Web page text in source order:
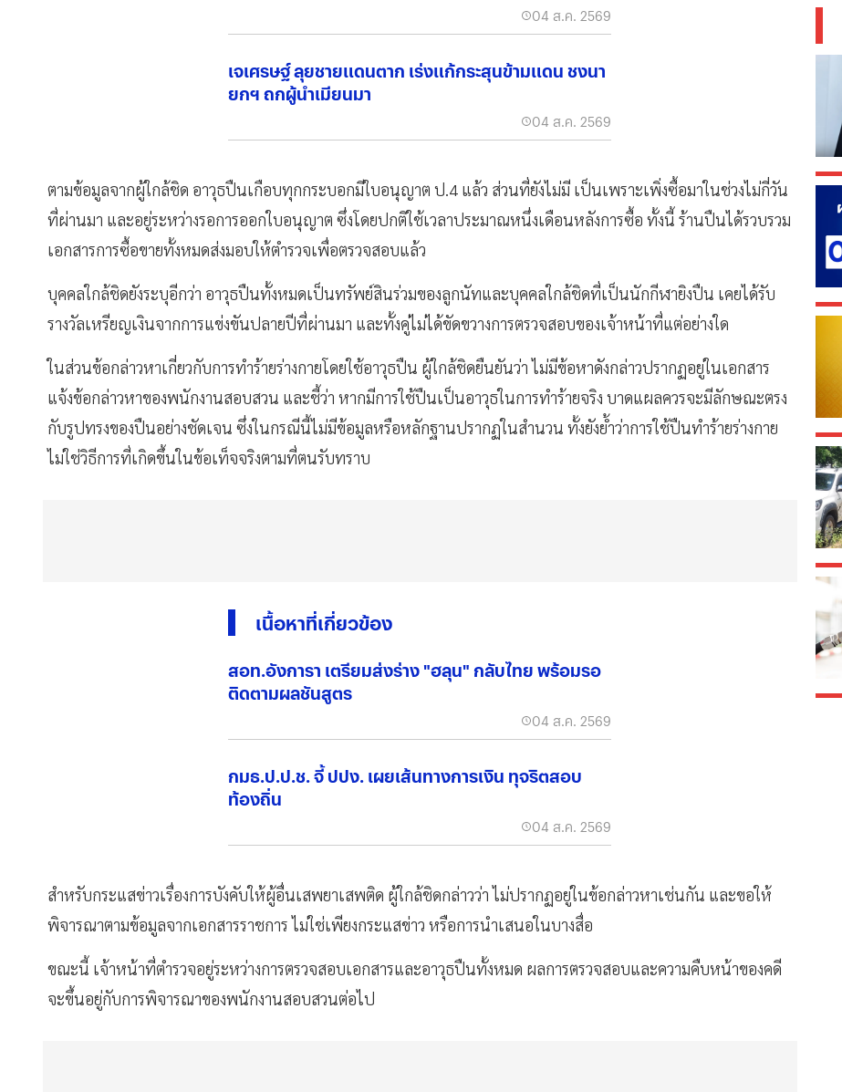
04 ส.ค. 2569
เจเศรษฐ์ ลุยชายแดนตาก เร่งแก้กระสุนข้ามแดน ชงนา
ยกฯ ถกผู้นำเมียนมา
04 ส.ค. 2569
ตามข้อมูลจากผู้ใกล้ชิด อาวุธปืนเกือบทุกกระบอกมีใบอนุญาต ป.4 แล้ว ส่วนที่ยังไม่มี เป็นเพราะเพิ่งซื้อมาในช่วงไม่กี่วัน
ที่ผ่านมา และอยู่ระหว่างรอการออกใบอนุญาต ซึ่งโดยปกติใช้เวลาประมาณหนึ่งเดือนหลังการซื้อ ทั้งนี้ ร้านปืนได้รวบรวม
เอกสารการซื้อขายทั้งหมดส่งมอบให้ตำรวจเพื่อตรวจสอบแล้ว
บุคคลใกล้ชิดยังระบุอีกว่า อาวุธปืนทั้งหมดเป็นทรัพย์สินร่วมของลูกนัทและบุคคลใกล้ชิดที่เป็นนักกีฬายิงปืน เคยได้รับ
รางวัลเหรียญเงินจากการแข่งขันปลายปีที่ผ่านมา และทั้งคู่ไม่ได้ขัดขวางการตรวจสอบของเจ้าหน้าที่แต่อย่างใด
ในส่วนข้อกล่าวหาเกี่ยวกับการทำร้ายร่างกายโดยใช้อาวุธปืน ผู้ใกล้ชิดยืนยันว่า ไม่มีข้อหาดังกล่าวปรากฏอยู่ในเอกสาร
แจ้งข้อกล่าวหาของพนักงานสอบสวน และชี้ว่า หากมีการใช้ปืนเป็นอาวุธในการทำร้ายจริง บาดแผลควรจะมีลักษณะตรง
กับรูปทรงของปืนอย่างชัดเจน ซึ่งในกรณีนี้ไม่มีข้อมูลหรือหลักฐานปรากฏในสำนวน ทั้งยังย้ำว่าการใช้ปืนทำร้ายร่างกาย
ไม่ใช่วิธีการที่เกิดขึ้นในข้อเท็จจริงตามที่ตนรับทราบ
เนื้อหาที่เกี่ยวข้อง
สอท.อังการา เตรียมส่งร่าง "ฮลุน" กลับไทย พร้อมรอ
ติดตามผลชันสูตร
04 ส.ค. 2569
กมธ.ป.ป.ช. จี้ ปปง. เผยเส้นทางการเงิน ทุจริตสอบ
ท้องถิ่น
04 ส.ค. 2569
สำหรับกระแสข่าวเรื่องการบังคับให้ผู้อื่นเสพยาเสพติด ผู้ใกล้ชิดกล่าวว่า ไม่ปรากฏอยู่ในข้อกล่าวหาเช่นกัน และขอให้
พิจารณาตามข้อมูลจากเอกสารราชการ ไม่ใช่เพียงกระแสข่าว หรือการนำเสนอในบางสื่อ
ขณะนี้ เจ้าหน้าที่ตำรวจอยู่ระหว่างการตรวจสอบเอกสารและอาวุธปืนทั้งหมด ผลการตรวจสอบและความคืบหน้าของคดี
จะขึ้นอยู่กับการพิจารณาของพนักงานสอบสวนต่อไป